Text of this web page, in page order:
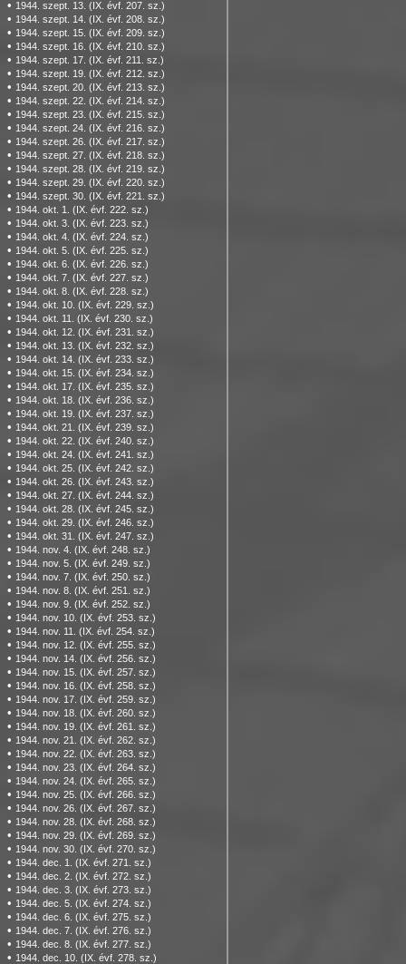
• 1944. szept. 13. (IX. évf. 207. sz.)
• 1944. szept. 14. (IX. évf. 208. sz.)
• 1944. szept. 15. (IX. évf. 209. sz.)
• 1944. szept. 16. (IX. évf. 210. sz.)
• 1944. szept. 17. (IX. évf. 211. sz.)
• 1944. szept. 19. (IX. évf. 212. sz.)
• 1944. szept. 20. (IX. évf. 213. sz.)
• 1944. szept. 22. (IX. évf. 214. sz.)
• 1944. szept. 23. (IX. évf. 215. sz.)
• 1944. szept. 24. (IX. évf. 216. sz.)
• 1944. szept. 26. (IX. évf. 217. sz.)
• 1944. szept. 27. (IX. évf. 218. sz.)
• 1944. szept. 28. (IX. évf. 219. sz.)
• 1944. szept. 29. (IX. évf. 220. sz.)
• 1944. szept. 30. (IX. évf. 221. sz.)
• 1944. okt. 1. (IX. évf. 222. sz.)
• 1944. okt. 3. (IX. évf. 223. sz.)
• 1944. okt. 4. (IX. évf. 224. sz.)
• 1944. okt. 5. (IX. évf. 225. sz.)
• 1944. okt. 6. (IX. évf. 226. sz.)
• 1944. okt. 7. (IX. évf. 227. sz.)
• 1944. okt. 8. (IX. évf. 228. sz.)
• 1944. okt. 10. (IX. évf. 229. sz.)
• 1944. okt. 11. (IX. évf. 230. sz.)
• 1944. okt. 12. (IX. évf. 231. sz.)
• 1944. okt. 13. (IX. évf. 232. sz.)
• 1944. okt. 14. (IX. évf. 233. sz.)
• 1944. okt. 15. (IX. évf. 234. sz.)
• 1944. okt. 17. (IX. évf. 235. sz.)
• 1944. okt. 18. (IX. évf. 236. sz.)
• 1944. okt. 19. (IX. évf. 237. sz.)
• 1944. okt. 21. (IX. évf. 239. sz.)
• 1944. okt. 22. (IX. évf. 240. sz.)
• 1944. okt. 24. (IX. évf. 241. sz.)
• 1944. okt. 25. (IX. évf. 242. sz.)
• 1944. okt. 26. (IX. évf. 243. sz.)
• 1944. okt. 27. (IX. évf. 244. sz.)
• 1944. okt. 28. (IX. évf. 245. sz.)
• 1944. okt. 29. (IX. évf. 246. sz.)
• 1944. okt. 31. (IX. évf. 247. sz.)
• 1944. nov. 4. (IX. évf. 248. sz.)
• 1944. nov. 5. (IX. évf. 249. sz.)
• 1944. nov. 7. (IX. évf. 250. sz.)
• 1944. nov. 8. (IX. évf. 251. sz.)
• 1944. nov. 9. (IX. évf. 252. sz.)
• 1944. nov. 10. (IX. évf. 253. sz.)
• 1944. nov. 11. (IX. évf. 254. sz.)
• 1944. nov. 12. (IX. évf. 255. sz.)
• 1944. nov. 14. (IX. évf. 256. sz.)
• 1944. nov. 15. (IX. évf. 257. sz.)
• 1944. nov. 16. (IX. évf. 258. sz.)
• 1944. nov. 17. (IX. évf. 259. sz.)
• 1944. nov. 18. (IX. évf. 260. sz.)
• 1944. nov. 19. (IX. évf. 261. sz.)
• 1944. nov. 21. (IX. évf. 262. sz.)
• 1944. nov. 22. (IX. évf. 263. sz.)
• 1944. nov. 23. (IX. évf. 264. sz.)
• 1944. nov. 24. (IX. évf. 265. sz.)
• 1944. nov. 25. (IX. évf. 266. sz.)
• 1944. nov. 26. (IX. évf. 267. sz.)
• 1944. nov. 28. (IX. évf. 268. sz.)
• 1944. nov. 29. (IX. évf. 269. sz.)
• 1944. nov. 30. (IX. évf. 270. sz.)
• 1944. dec. 1. (IX. évf. 271. sz.)
• 1944. dec. 2. (IX. évf. 272. sz.)
• 1944. dec. 3. (IX. évf. 273. sz.)
• 1944. dec. 5. (IX. évf. 274. sz.)
• 1944. dec. 6. (IX. évf. 275. sz.)
• 1944. dec. 7. (IX. évf. 276. sz.)
• 1944. dec. 8. (IX. évf. 277. sz.)
• 1944. dec. 10. (IX. évf. 278. sz.)